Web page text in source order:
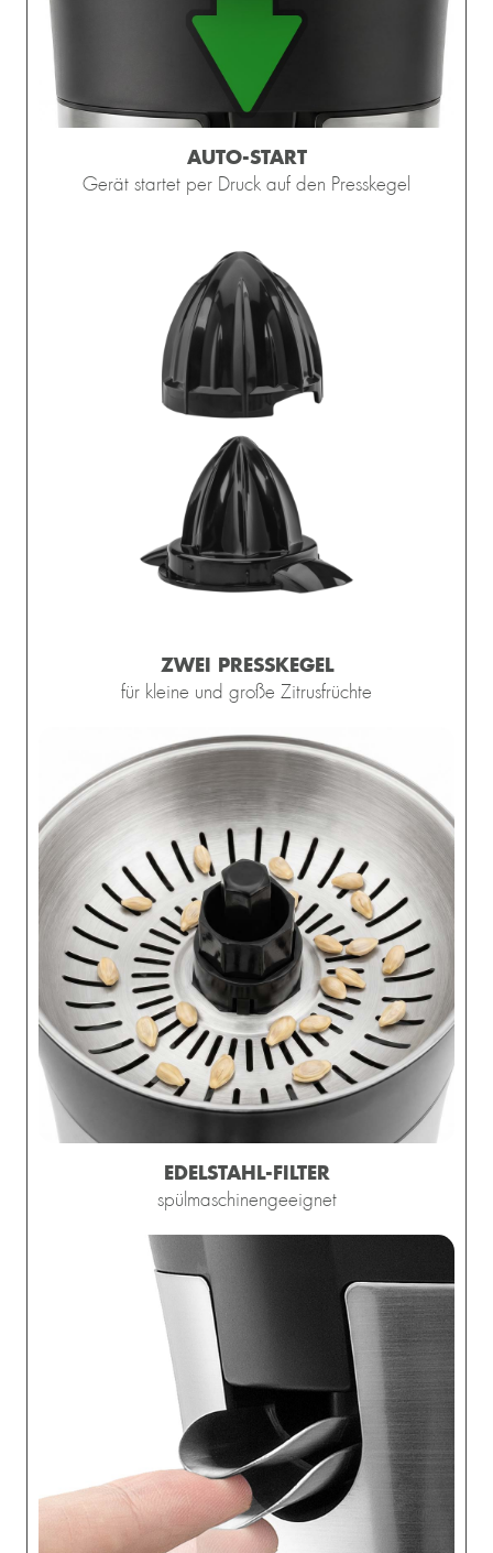
AUTO-START
Gerät startet per Druck auf den Presskegel
ZWEI PRESSKEGEL
für kleine und große Zitrusfrüchte
EDELSTAHL-FILTER
spülmaschinengeeignet